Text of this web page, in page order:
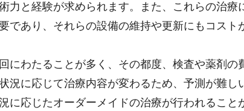
力と経験が求められます。また、これらの治療
であり、それらの設備の維持や更新にもコスト
にわたることが多く、その都度、検査や薬剤の
況に応じて治療内容が変わるため、予測が難し
に応じたオーダーメイドの治療が行われること